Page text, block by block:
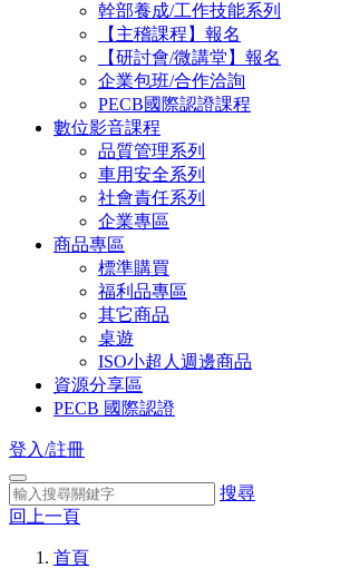
幹部養成/工作技能系列
【主稽課程】報名
【研討會/微講堂】報名
企業包班/合作洽詢
PECB國際認證課程
數位影音課程
品質管理系列
車用安全系列
社會責任系列
企業專區
商品專區
標準購買
福利品專區
其它商品
桌遊
ISO小超人週邊商品
資源分享區
PECB 國際認證
登入/註冊
搜尋
回上一頁
首頁